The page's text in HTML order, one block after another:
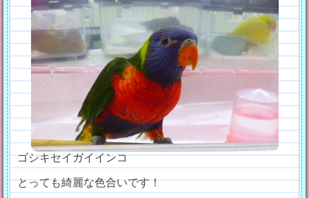
ゴシキセイガイインコ
とっても綺麗な色合いです！